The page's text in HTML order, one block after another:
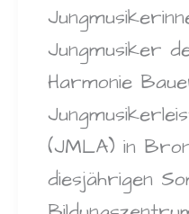
Jungmusiker
Harmonie
(JMLA) in
diesjährigen